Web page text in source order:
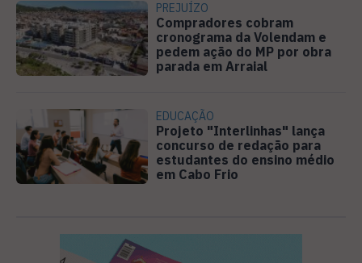
PREJUÍZO
Compradores cobram
cronograma da Volendam e
pedem ação do MP por obra
parada em Arraial
EDUCAÇÃO
Projeto "Interlinhas" lança
concurso de redação para
estudantes do ensino médio
em Cabo Frio